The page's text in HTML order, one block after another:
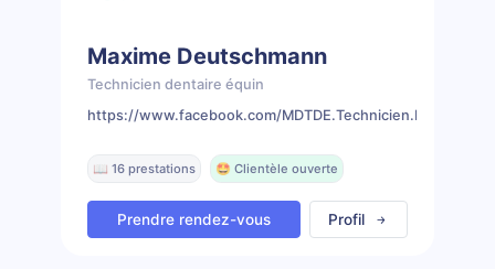
Maxime Deutschmann
Technicien dentaire équin
https://www.facebook.com/
📖 16 prestations 🤩 Clientèle ouverte
Prendre rendez-vous Profil